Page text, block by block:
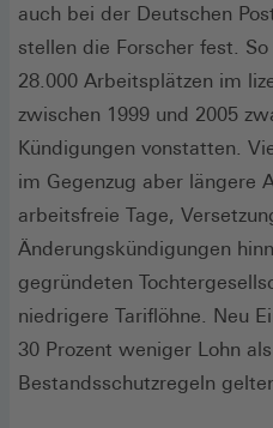
auch bei der Deutschen
stellen die Forscher fest.
28.000 Arbeitsplätzen im
zwischen 1999 und 2005
Kündigungen vonstatten.
im Gegenzug aber längere
arbeitsfreie Tage,
Änderungskündigungen
gegründeten
niedrigere Tariflöhne. Neu
30 Prozent weniger Lohn
Bestandsschutzregeln